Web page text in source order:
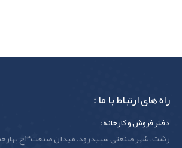
راه های ارتباط با ما :
دفتر فروش و کارخانه:
رشت، شهر صنعتی سپیدرود، میدان صنعت۳ خ بهارجنوبی، خ 211